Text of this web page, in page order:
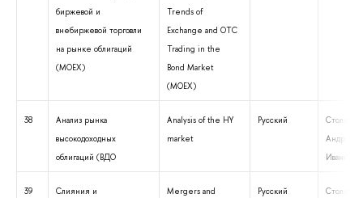
биржевой и
внебиржевой торговли
на рынке облигаций
(MOEX)
Trends of
Exchange and OTC
Trading in the
Bond Market
(MOEX)
38
Анализ рынка
высокодоходных
облигаций (ВДО
Analysis of the HY
market
Русский
Столяров
Андрей
Иванович
39
Слияния и
Mergers and
Русский
Cтоляров